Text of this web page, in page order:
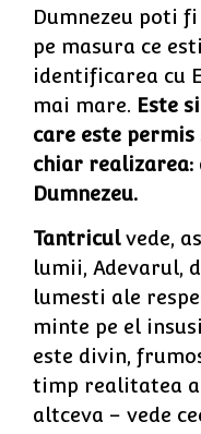
Dumnezeu poti
pe masura ce
identificarea cu
mai mare. Este
care este permis
chiar realizarea:
Dumnezeu.
Tantriculvede,
lumii, Adevarul,
lumesti ale
minte pe el
este divin,
timp realitatea
altceva – vede